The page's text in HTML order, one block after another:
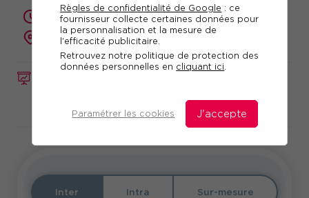
Règles de confidentialité de Google : ce
fournisseur collecte certaines données pour
la personnalisation et la mesure de
l'efficacité publicitaire.
Retrouvez notre politique de protection des
données personnelles en cliquant ici.
Paramétrer les cookies J'accepte
Télécharger le programme
1 jour (7 heures)
présentiel ou à distance
Inter Intra Sur-mesure